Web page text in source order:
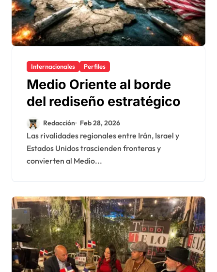
Internacionales Perfiles
Medio Oriente al borde
del rediseño estratégico
Redacción Feb 28, 2026
Las rivalidades regionales entre Irán, Israel y
Estados Unidos trascienden fronteras y
convierten al Medio...